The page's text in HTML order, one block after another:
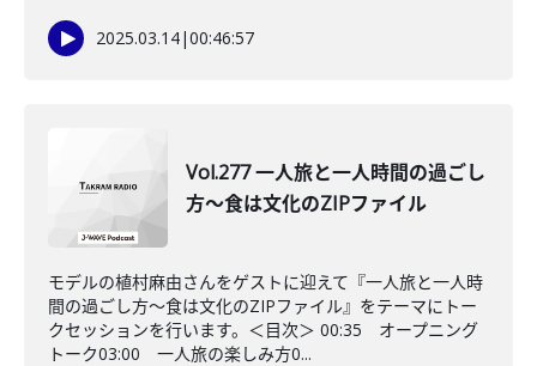
2025.03.14|00:46:57
Vol.277 一人旅と一人時間の過ごし
方～食は文化のZIPファイル
モデルの植村麻由さんをゲストに迎えて『一人旅と一人時
間の過ごし方～食は文化のZIPファイル』をテーマにトー
クセッションを行います。＜目次＞ 00:35 オープニング
トーク03:00 一人旅の楽しみ方0...